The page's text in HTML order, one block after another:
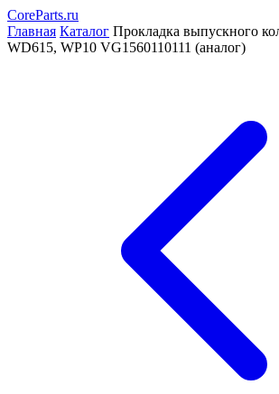
CoreParts.ru
Главная Каталог Прокладка выпускного
WD615, WP10 VG1560110111 (аналог)